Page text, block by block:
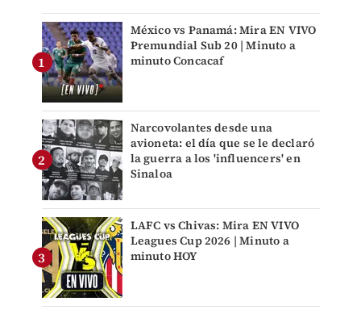
México vs Panamá: Mira EN VIVO
Premundial Sub 20 | Minuto a
minuto Concacaf
Narcovolantes desde una
avioneta: el día que se le declaró
la guerra a los 'influencers' en
Sinaloa
LAFC vs Chivas: Mira EN VIVO
Leagues Cup 2026 | Minuto a
minuto HOY